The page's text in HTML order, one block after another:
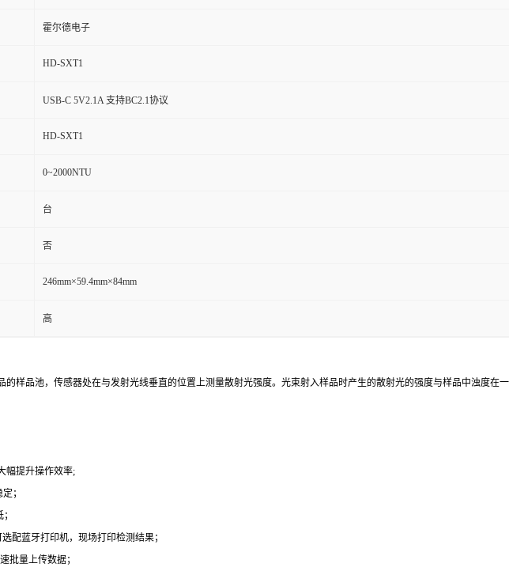
霍尔德电子
HD-SXT1
USB-C 5V2.1A 支持BC2.1协议
HD-SXT1
0~2000NTU
台
否
246mm×59.4mm×84mm
高
样品池，传感器处在与发射光线垂直的位置上测量散射光强度。光束射入样品时产生的散射光的强度与样品中浊度在一
幅提升操作效率;
；
配蓝牙打印机，现场打印检测结果；
批量上传数据；